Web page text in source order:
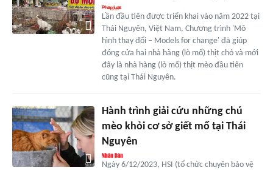
Lần đầu tiên được triển khai vào năm 2022 tại
Thái Nguyên, Việt Nam, Chương trình 'Mô
hình thay đổi – Models for change' đã giúp
đóng cửa hai nhà hàng (lò mổ) thịt chó và mới
đây là nhà hàng (lò mổ) thịt mèo đầu tiên
cũng tại Thái Nguyên.
Hành trình giải cứu những chú
mèo khỏi cơ sở giết mổ tại Thái
Nguyên
Ngày 6/12/2023, HSI (tổ chức chuyên bảo vệ